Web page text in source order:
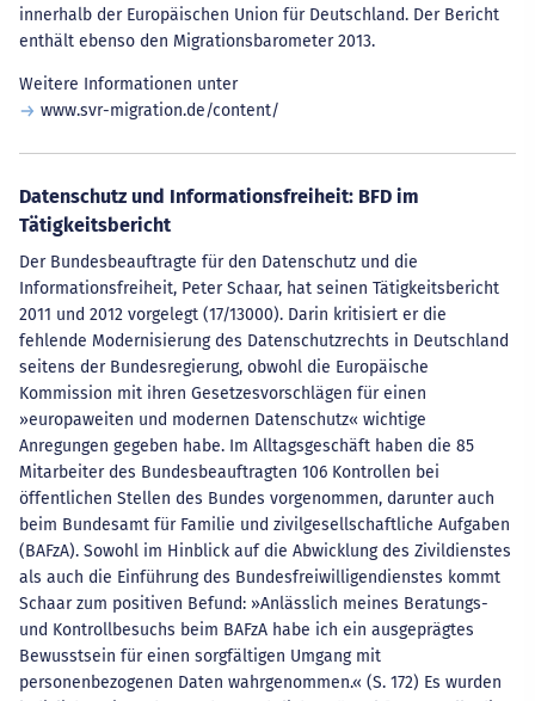
innerhalb der Europäischen Union für Deutschland. Der Bericht
enthält ebenso den Migrationsbarometer 2013.
Weitere Informationen unter
www.svr-migration.de/content/
Datenschutz und Informationsfreiheit: BFD im
Tätigkeitsbericht
Der Bundesbeauftragte für den Datenschutz und die
Informationsfreiheit, Peter Schaar, hat seinen Tätigkeitsbericht
2011 und 2012 vorgelegt (17/13000). Darin kritisiert er die
fehlende Modernisierung des Datenschutzrechts in Deutschland
seitens der Bundesregierung, obwohl die Europäische
Kommission mit ihren Gesetzesvorschlägen für einen
»europaweiten und modernen Datenschutz« wichtige
Anregungen gegeben habe. Im Alltagsgeschäft haben die 85
Mitarbeiter des Bundesbeauftragten 106 Kontrollen bei
öffentlichen Stellen des Bundes vorgenommen, darunter auch
beim Bundesamt für Familie und zivilgesellschaftliche Aufgaben
(BAFzA). Sowohl im Hinblick auf die Abwicklung des Zivildienstes
als auch die Einführung des Bundesfreiwilligendienstes kommt
Schaar zum positiven Befund: »Anlässlich meines Beratungs-
und Kontrollbesuchs beim BAFzA habe ich ein ausgeprägtes
Bewusstsein für einen sorgfältigen Umgang mit
personenbezogenen Daten wahrgenommen.« (S. 172) Es wurden